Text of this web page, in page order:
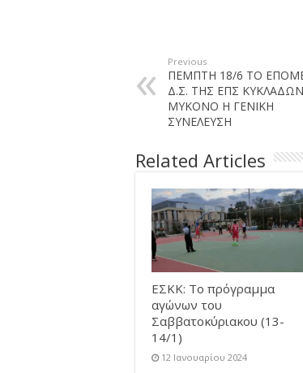
Previous
ΠΕΜΠΤΗ 18/6 ΤΟ
Δ.Σ. ΤΗΣ ΕΠΣ
ΜΥΚΟΝΟ Η ΓΕΝΙΚΗ
ΣΥΝΕΛΕΥΣΗ
Related Articles
ΕΣΚΚ: Το πρόγραμμα
αγώνων του
Σαββατοκύριακου (13-
14/1)
12 Ιανουαρίου 2024